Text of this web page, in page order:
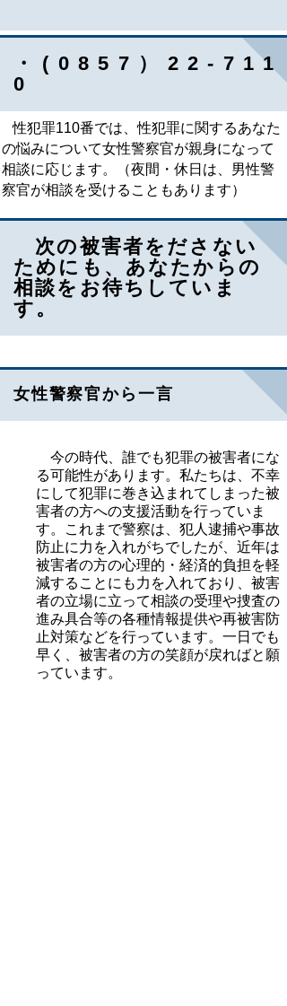
・ ( 0 8 5 7 ） 2 2 - 7 1 1
0
性犯罪110番では、性犯罪に関するあなた
の悩みについて女性警察官が親身になって
相談に応じます。（夜間・休日は、男性警
察官が相談を受けることもあります）
次の被害者をださない
ためにも、あなたからの
相談をお待ちしていま
す。
女性警察官から一言
今の時代、誰でも犯罪の被害者にな
る可能性があります。私たちは、不幸
にして犯罪に巻き込まれてしまった被
害者の方への支援活動を行っていま
す。これまで警察は、犯人逮捕や事故
防止に力を入れがちでしたが、近年は
被害者の方の心理的・経済的負担を軽
減することにも力を入れており、被害
者の立場に立って相談の受理や捜査の
進み具合等の各種情報提供や再被害防
止対策などを行っています。一日でも
早く、被害者の方の笑顔が戻ればと願
っています。